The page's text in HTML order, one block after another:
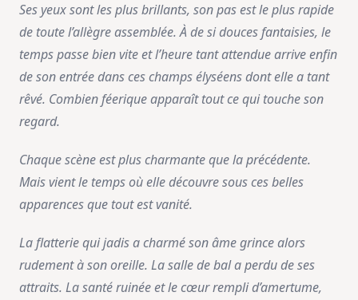
Ses yeux sont les plus brillants, son pas est le plus rapide
de toute l’allègre assemblée. À de si douces fantaisies, le
temps passe bien vite et l’heure tant attendue arrive enfin
de son entrée dans ces champs élyséens dont elle a tant
rêvé. Combien féerique apparaît tout ce qui touche son
regard.
Chaque scène est plus charmante que la précédente.
Mais vient le temps où elle découvre sous ces belles
apparences que tout est vanité.
La flatterie qui jadis a charmé son âme grince alors
rudement à son oreille. La salle de bal a perdu de ses
attraits. La santé ruinée et le cœur rempli d’amertume,